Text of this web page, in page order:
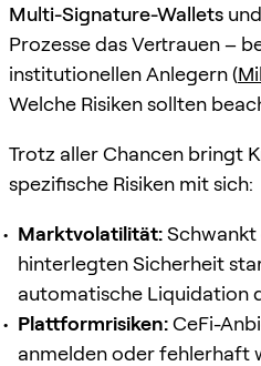
Multi-Signature-Wallets
Prozesse das Vertrauen –
institutionellen Anlegern (
Welche Risiken sollten
Trotz aller Chancen bringt
spezifische Risiken mit sich:
Marktvolatilität:
hinterlegten Sicherheit
automatische Liquidation
Plattformrisiken:CeFi-
anmelden oder fehlerhaft